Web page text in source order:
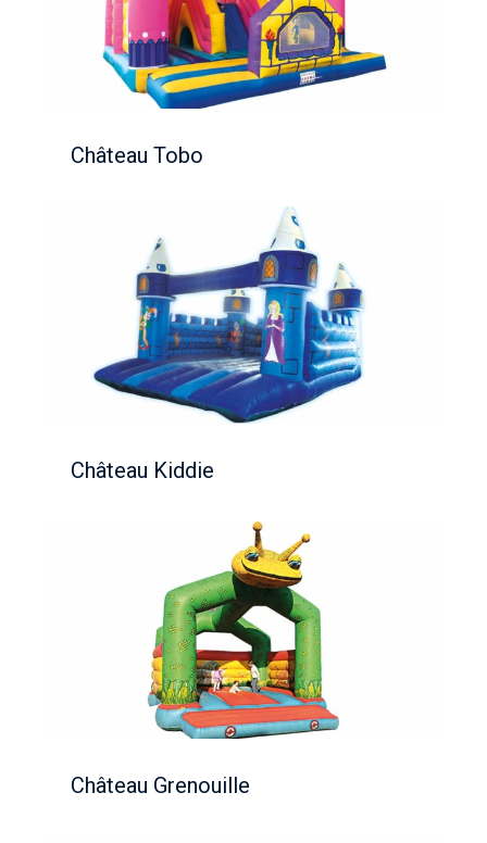
Château Tobo
Château Kiddie
Château Grenouille